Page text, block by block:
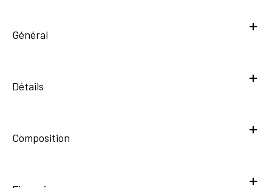
Général
Détails
Composition